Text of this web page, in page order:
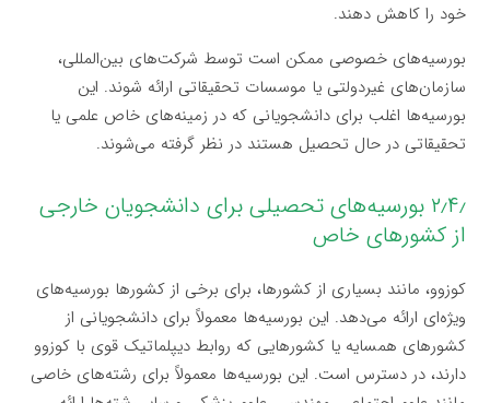
خود را کاهش دهند.
بورسیه‌های خصوصی ممکن است توسط شرکت‌های بین‌المللی،
سازمان‌های غیردولتی یا موسسات تحقیقاتی ارائه شوند. این
بورسیه‌ها اغلب برای دانشجویانی که در زمینه‌های خاص علمی یا
تحقیقاتی در حال تحصیل هستند در نظر گرفته می‌شوند.
۲٫۴٫ بورسیه‌های تحصیلی برای دانشجویان خارجی
از کشورهای خاص
کوزوو، مانند بسیاری از کشورها، برای برخی از کشورها بورسیه‌های
ویژه‌ای ارائه می‌دهد. این بورسیه‌ها معمولاً برای دانشجویانی از
کشورهای همسایه یا کشورهایی که روابط دیپلماتیک قوی با کوزوو
دارند، در دسترس است. این بورسیه‌ها معمولاً برای رشته‌های خاصی